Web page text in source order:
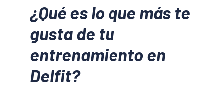
¿Qué es lo que más te
gusta de tu
entrenamiento en
Delfit?